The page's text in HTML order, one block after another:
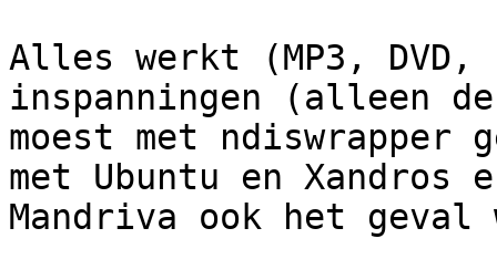
Alles werkt (MP3,
inspanningen (alleen
moest met ndiswrapper
met Ubuntu en Xandros
Mandriva ook het geval